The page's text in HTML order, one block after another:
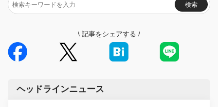
検索
\ 記事をシェアする /
ヘッドラインニュース